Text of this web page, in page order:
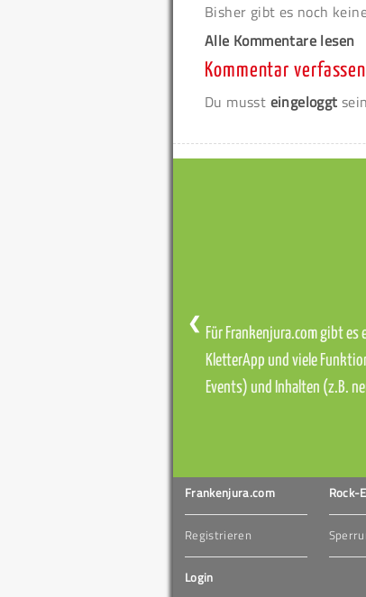
Bisher gibt es noch
Alle Kommentare lesen
Kommentar verfassen
Du musst eingeloggt
Für Frankenjura.com gibt
KletterApp und viele
Events) und Inhalten (z.B.
❮
Frankenjura.com
Registrieren
Login
Rock-